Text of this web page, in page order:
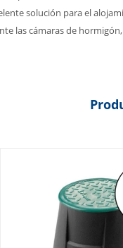
solución para el
las cámaras de